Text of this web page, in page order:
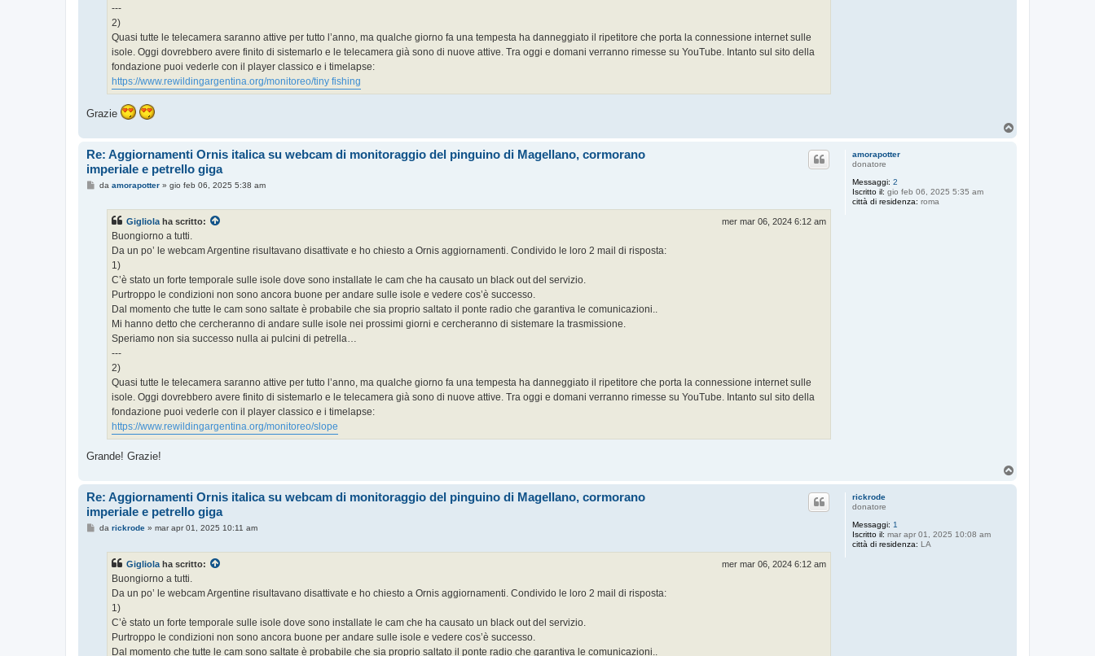
---
2)
Quasi tutte le telecamera saranno attive per tutto l’anno, ma qualche giorno fa una tempesta ha danneggiato il ripetitore che porta la connessione internet sulle
isole. Oggi dovrebbero avere finito di sistemarlo e le telecamera già sono di nuove attive. Tra oggi e domani verranno rimesse su YouTube. Intanto sul sito della
fondazione puoi vederle con il player classico e i timelapse:
https://www.rewildingargentina.org/monitoreo/tiny fishing
Grazie
amorapotter
donatore
Messaggi: 2
Iscritto il: gio feb 06, 2025 5:35 am
città di residenza: roma
Re: Aggiornamenti Ornis italica su webcam di monitoraggio del pinguino di Magellano, cormorano
imperiale e petrello giga
Mda amorapotter» gio feb 06, 2025 5:38 am
Gigliola ha scritto: mer mar 06, 2024 6:12 am
Buongiorno a tutti.
Da un po’ le webcam Argentine risultavano disattivate e ho chiesto a Ornis aggiornamenti. Condivido le loro 2 mail di risposta:
1)
C’è stato un forte temporale sulle isole dove sono installate le cam che ha causato un black out del servizio.
Purtroppo le condizioni non sono ancora buone per andare sulle isole e vedere cos’è successo.
Dal momento che tutte le cam sono saltate è probabile che sia proprio saltato il ponte radio che garantiva le comunicazioni..
Mi hanno detto che cercheranno di andare sulle isole nei prossimi giorni e cercheranno di sistemare la trasmissione.
Speriamo non sia successo nulla ai pulcini di petrella…
---
2)
Quasi tutte le telecamera saranno attive per tutto l’anno, ma qualche giorno fa una tempesta ha danneggiato il ripetitore che porta la connessione internet sulle
isole. Oggi dovrebbero avere finito di sistemarlo e le telecamera già sono di nuove attive. Tra oggi e domani verranno rimesse su YouTube. Intanto sul sito della
fondazione puoi vederle con il player classico e i timelapse:
https://www.rewildingargentina.org/monitoreo/slope
Grande! Grazie!
rickrode
donatore
Messaggi: 1
Iscritto il: mar apr 01, 2025 10:08 am
città di residenza: LA
Re: Aggiornamenti Ornis italica su webcam di monitoraggio del pinguino di Magellano, cormorano
imperiale e petrello giga
Mda rickrode» mar apr 01, 2025 10:11 am
Gigliola ha scritto: mer mar 06, 2024 6:12 am
Buongiorno a tutti.
Da un po’ le webcam Argentine risultavano disattivate e ho chiesto a Ornis aggiornamenti. Condivido le loro 2 mail di risposta:
1)
C’è stato un forte temporale sulle isole dove sono installate le cam che ha causato un black out del servizio.
Purtroppo le condizioni non sono ancora buone per andare sulle isole e vedere cos’è successo.
Dal momento che tutte le cam sono saltate è probabile che sia proprio saltato il ponte radio che garantiva le comunicazioni..